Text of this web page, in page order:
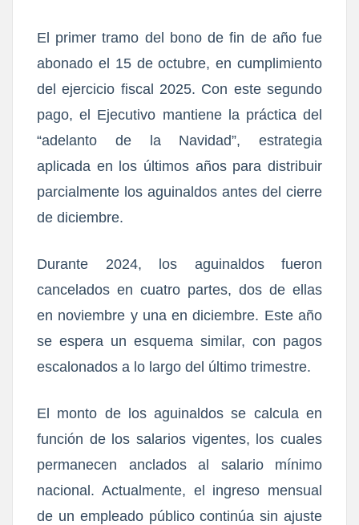
El primer tramo del bono de fin de año fue
abonado el 15 de octubre, en cumplimiento
del ejercicio fiscal 2025. Con este segundo
pago, el Ejecutivo mantiene la práctica del
“adelanto de la Navidad”, estrategia
aplicada en los últimos años para distribuir
parcialmente los aguinaldos antes del cierre
de diciembre.
Durante 2024, los aguinaldos fueron
cancelados en cuatro partes, dos de ellas
en noviembre y una en diciembre. Este año
se espera un esquema similar, con pagos
escalonados a lo largo del último trimestre.
El monto de los aguinaldos se calcula en
función de los salarios vigentes, los cuales
permanecen anclados al salario mínimo
nacional. Actualmente, el ingreso mensual
de un empleado público continúa sin ajuste